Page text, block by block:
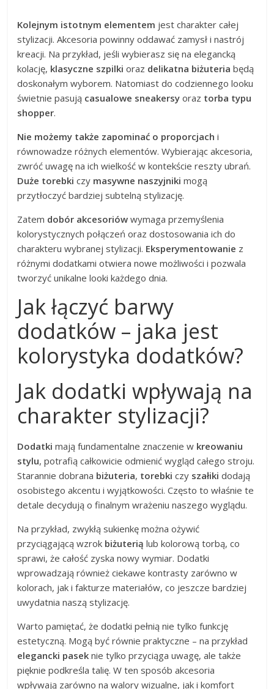
Kolejnym istotnym elementem jest charakter całej
stylizacji. Akcesoria powinny oddawać zamysł i nastrój
kreacji. Na przykład, jeśli wybierasz się na elegancką
kolację, klasyczne szpilki oraz delikatna biżuteria będą
doskonałym wyborem. Natomiast do codziennego looku
świetnie pasują casualowe sneakersy oraz torba typu
shopper.
Nie możemy także zapominać o proporcjach i
równowadze różnych elementów. Wybierając akcesoria,
zwróć uwagę na ich wielkość w kontekście reszty ubrań.
Duże torebki czy masywne naszyjniki mogą
przytłoczyć bardziej subtelną stylizację.
Zatem dobór akcesoriów wymaga przemyślenia
kolorystycznych połączeń oraz dostosowania ich do
charakteru wybranej stylizacji. Eksperymentowanie z
różnymi dodatkami otwiera nowe możliwości i pozwala
tworzyć unikalne looki każdego dnia.
Jak łączyć barwy
dodatków – jaka jest
kolorystyka dodatków?
Jak dodatki wpływają na
charakter stylizacji?
Dodatki mają fundamentalne znaczenie w kreowaniu
stylu, potrafią całkowicie odmienić wygląd całego stroju.
Starannie dobrana biżuteria, torebki czy szałiki dodają
osobistego akcentu i wyjątkowości. Często to właśnie te
detale decydują o finalnym wrażeniu naszego wyglądu.
Na przykład, zwykłą sukienkę można ożywić
przyciągającą wzrok biżuterią lub kolorową torbą, co
sprawi, że całość zyska nowy wymiar. Dodatki
wprowadzają również ciekawe kontrasty zarówno w
kolorach, jak i fakturze materiałów, co jeszcze bardziej
uwydatnia naszą stylizację.
Warto pamiętać, że dodatki pełnią nie tylko funkcję
estetyczną. Mogą być równie praktyczne – na przykład
elegancki pasek nie tylko przyciąga uwagę, ale także
pięknie podkreśla talię. W ten sposób akcesoria
wpływają zarówno na walory wizualne, jak i komfort